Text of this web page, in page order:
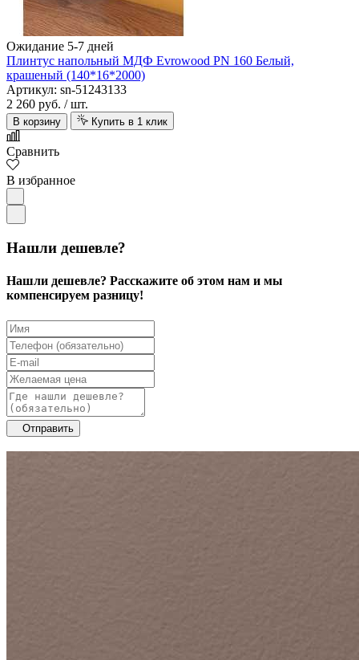
Ожидание 5-7 дней
Плинтус напольный МДФ Evrowood PN 160 Белый,
крашеный (140*16*2000)
Артикул: sn-51243133
2 260 руб. / шт.
В корзину Купить в 1 клик
Сравнить
В избранное
Нашли дешевле?
Нашли дешевле? Расскажите об этом нам и мы
компенсируем разницу!
Отправить